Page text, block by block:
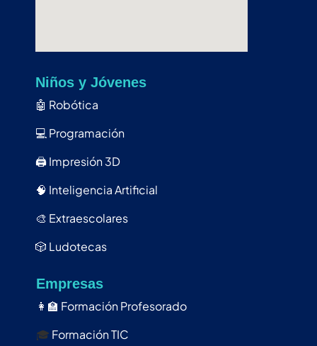
Niños y Jóvenes
🤖 Robótica
💻 Programación
🖨️Impresión 3D
🧠 Inteligencia Artificial
🎨 Extraescolares
🎲 Ludotecas
Empresas
👩‍🏫 Formación Profesorado
🎓 Formación TIC